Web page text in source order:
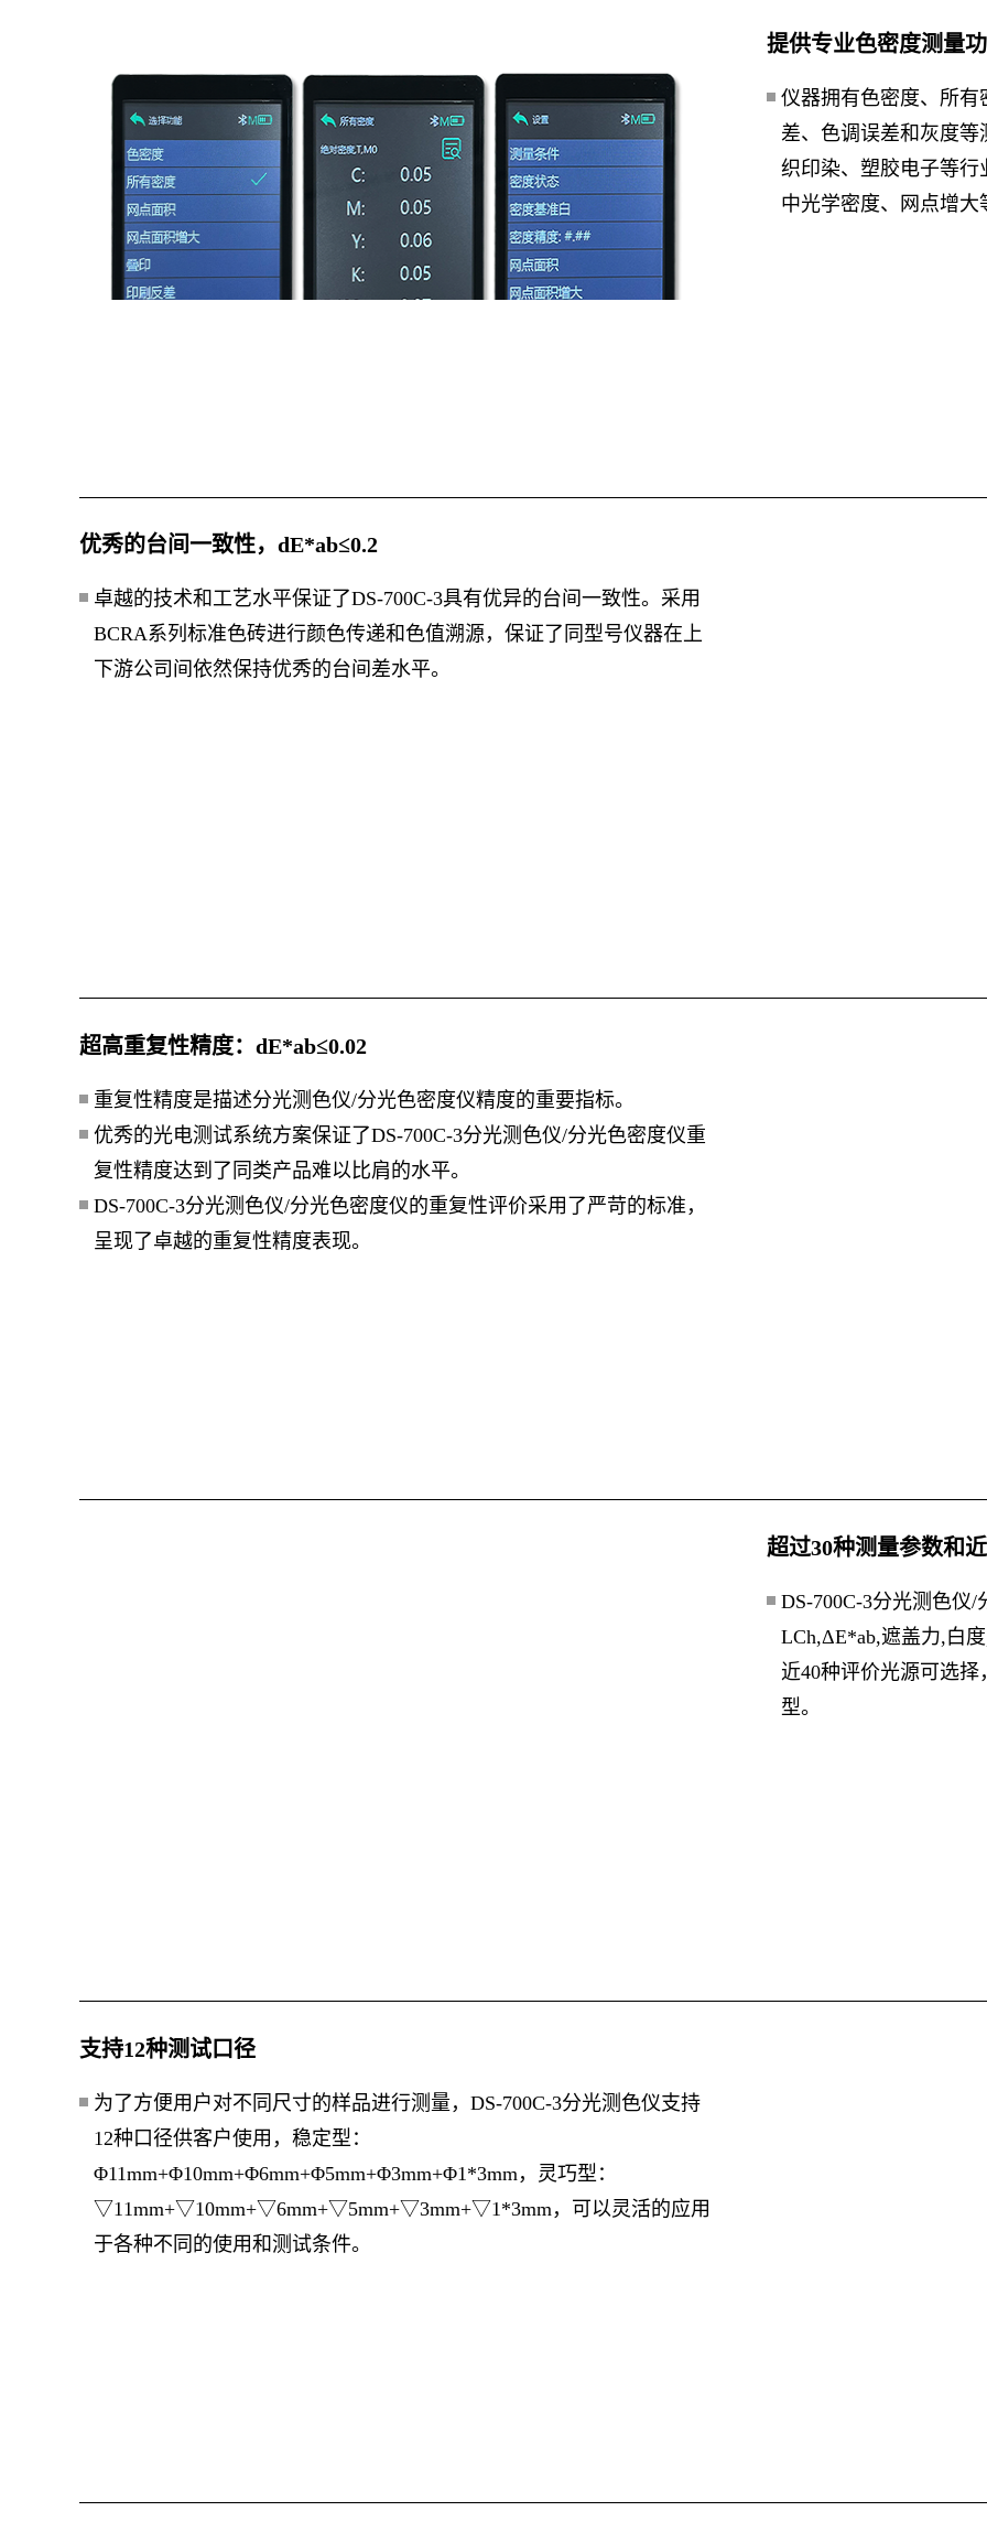
提供专业色密度测量
仪器拥有色密度、所
差、色调误差和灰度
织印染、塑胶电子等
中光学密度、网点增
优秀的台间一致性，dE*ab≤0.2
卓越的技术和工艺水平保证了DS-700C-3具有优异的台间一致性。采用
BCRA系列标准色砖进行颜色传递和色值溯源，保证了同型号仪器在上
下游公司间依然保持优秀的台间差水平。
超高重复性精度：dE*ab≤0.02
重复性精度是描述分光测色仪/分光色密度仪精度的重要指标。
优秀的光电测试系统方案保证了DS-700C-3分光测色仪/分光色密度仪重
复性精度达到了同类产品难以比肩的水平。
DS-700C-3分光测色仪/分光色密度仪的重复性评价采用了严苛的标准，
呈现了卓越的重复性精度表现。
超过30种测量参数和
DS-700C-3分光测色仪
LCh,ΔE*ab,遮盖力,白
近40种评价光源可选
型。
支持12种测试口径
为了方便用户对不同尺寸的样品进行测量，DS-700C-3分光测色仪支持
12种口径供客户使用，稳定型：
Φ11mm+Φ10mm+Φ6mm+Φ5mm+Φ3mm+Φ1*3mm，灵巧型：
▽11mm+▽10mm+▽6mm+▽5mm+▽3mm+▽1*3mm，可以灵活的应用
于各种不同的使用和测试条件。